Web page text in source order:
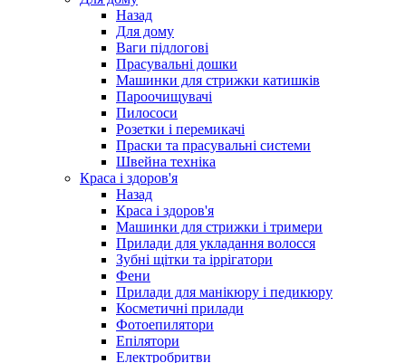
Назад
Для дому
Ваги підлогові
Прасувальні дошки
Машинки для стрижки катишків
Пароочищувачі
Пилососи
Розетки і перемикачі
Праски та прасувальні системи
Швейна техніка
Краса і здоров'я
Назад
Краса і здоров'я
Машинки для стрижки і тримери
Прилади для укладання волосся
Зубні щітки та іррігатори
Фени
Прилади для манікюру і педикюру
Косметичні прилади
Фотоепилятори
Епілятори
Електробритви